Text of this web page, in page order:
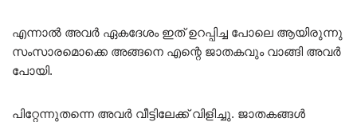
എന്നാൽ അവർ ഏകദേശം ഇത് ഉറപ്പിച്ച പോലെ ആയിരുന്നു
സംസാരമൊക്കെ അങ്ങനെ എന്റെ ജാതകവും വാങ്ങി അവർ
പോയി.
പിറ്റേന്നുതന്നെ അവർ വീട്ടിലേക്ക് വിളിച്ചു. ജാതകങ്ങൾ